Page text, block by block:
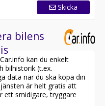
att köpa till
på 0,48 l/mil vid
3 069 kr/år.
utfördes 2025-11-13
2027-01-31.
10-21 (146 562 km).
Skicka
bilens
kan du enkelt
bilhistorik (t.ex.
data när du ska köpa din
är helt gratis att
ett smidigare, tryggare